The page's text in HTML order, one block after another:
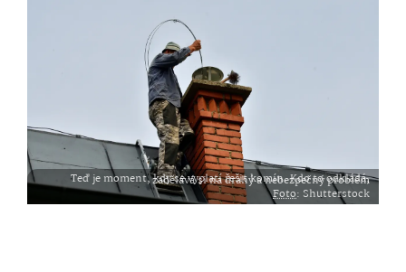
Teď je moment, kdy se vyplatí řešit komín. Kdo to odkládá, zadělává si na drahý a nebezpečný problém
Foto: Shutterstock